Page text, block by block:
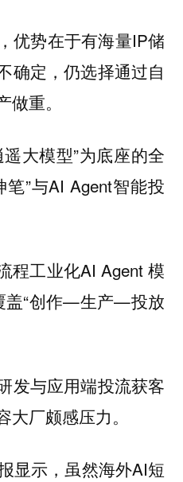
优势在于有海量IP储
确定，仍选择通过自
重。
大模型”为底座的全
”与AI Agent智能投
程工业化AI Agent 模
盖“创作—生产—投放
发与应用端投流获客
厂颇感压力。
显示，虽然海外AI短